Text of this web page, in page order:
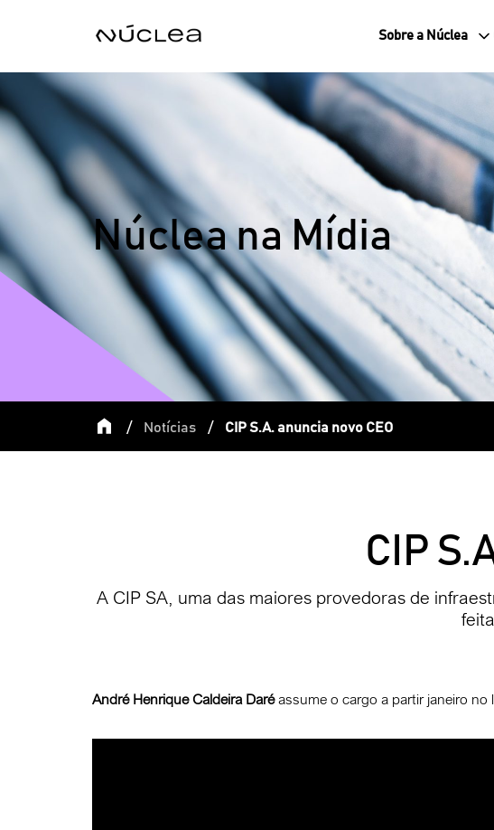
Sobre a Núclea
Núclea na Mídia
/ Notícias / CIP S.A. anuncia novo CEO
CIP
A CIP SA, uma das maiores provedoras de
André Henrique Caldeira Daréassume o cargo a partir janeiro no